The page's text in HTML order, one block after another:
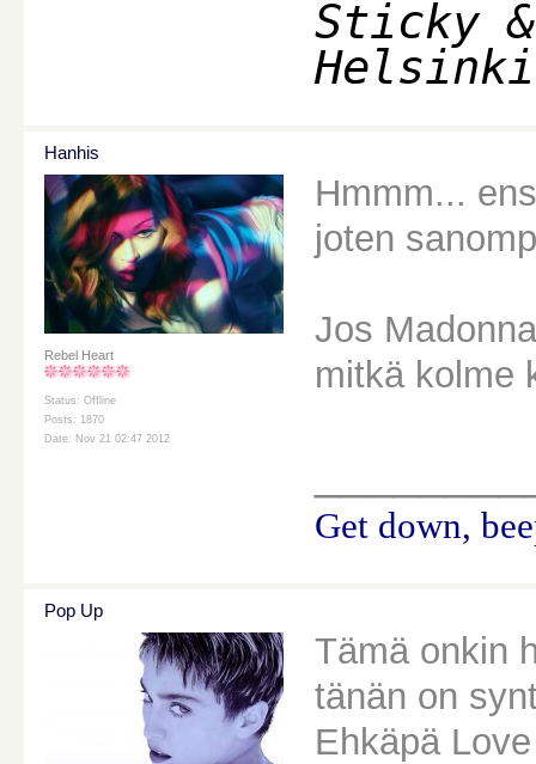
Sticky
Hanhis
Rebel Heart
Status: Offline
Posts: 1870
Date: Nov 21 02:47 2012
Hmmm...
joten
Jos
mitkä kolme
Get down,
Pop Up
Tämä onkin
tänän on
Ehkäpä